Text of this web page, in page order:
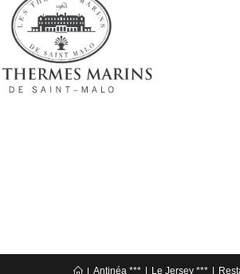
Antinéa *** Le Jersey ***